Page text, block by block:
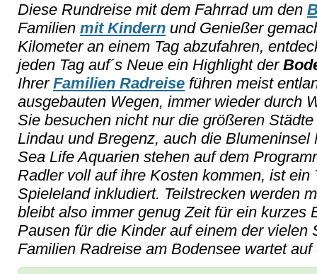
Diese Rundreise mit dem Fahrrad um den
Familien mit Kindern und Genießer
Kilometer an einem Tag abzufahren,
jeden Tag auf´s Neue ein Highlight der
Ihrer Familien Radreise führen meist
ausgebauten Wegen, immer wieder durch
Sie besuchen nicht nur die größeren
Lindau und Bregenz, auch die
Sea Life Aquarien stehen auf dem
Radler voll auf ihre Kosten kommen, ist ein
Spieleland inkludiert. Teilstrecken werden
bleibt also immer genug Zeit für ein kurzes
Pausen für die Kinder auf einem der vielen
Familien Radreise am Bodensee wartet auf